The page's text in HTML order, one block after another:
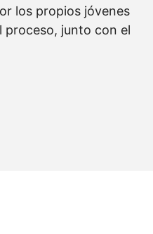
los propios jóvenes
proceso, junto con el